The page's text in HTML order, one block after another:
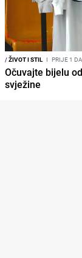
/ŽIVOT I STIL I PRIJE 1
Očuvajte bijelu
svježine